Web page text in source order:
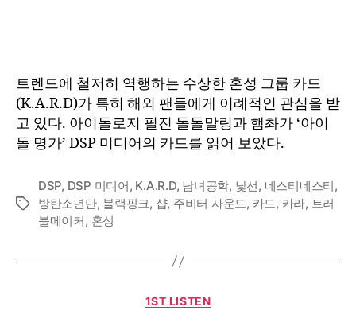
거
슬
러
트렌드에 철저히 역행하는 수상한 혼성 그룹 카드
(K.A.R.D)가 특히 해외 팬들에게 이례적인 관심을 받
고 있다. 아이돌로지 필진 돌돌말링과 햄촤가 ‘아이
돌 명가’ DSP 미디어의 카드를 읽어 보았다.
Tags
DSP, DSP 미디어, K.A.R.D, 남녀공학, 낯선, 네스티네스티,
방탄소년단, 블랙핑크, 샵, 주비터 사운드, 카드, 카라, 트러
블메이커, 혼성
Categories
1ST LISTEN